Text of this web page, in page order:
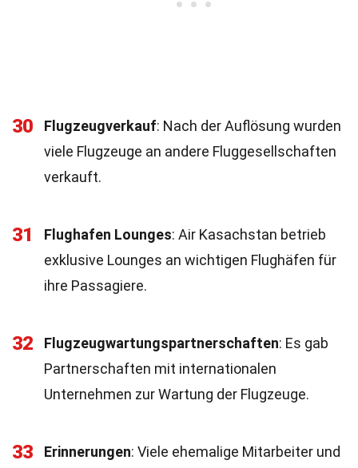
30 Flugzeugverkauf: Nach der Auflösung wurden
viele Flugzeuge an andere Fluggesellschaften
verkauft.
31 Flughafen Lounges: Air Kasachstan betrieb
exklusive Lounges an wichtigen Flughäfen für
ihre Passagiere.
32 Flugzeugwartungspartnerschaften: Es gab
Partnerschaften mit internationalen
Unternehmen zur Wartung der Flugzeuge.
33 Erinnerungen: Viele ehemalige Mitarbeiter und